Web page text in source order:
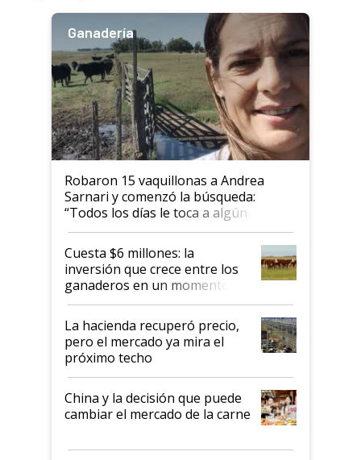
Ganadería
Robaron 15 vaquillonas a Andrea
Sarnari y comenzó la búsqueda:
“Todos los días le toca a algún
productor”
Cuesta $6 millones: la
inversión que crece entre los
ganaderos en un momento
histórico para la actividad
La hacienda recuperó precio,
pero el mercado ya mira el
próximo techo
China y la decisión que puede
cambiar el mercado de la carne